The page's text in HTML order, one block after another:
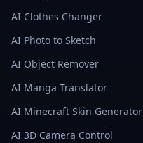
AI Clothes Changer
AI Photo to Sketch
AI Object Remover
AI Manga Translator
AI Minecraft Skin Generator
AI 3D Camera Control